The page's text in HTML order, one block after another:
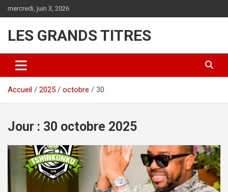
au
mercredi, juin 3, 2026
LES GRANDS TITRES
Accueil 2025 octobre 30
Jour : 30 octobre 2025